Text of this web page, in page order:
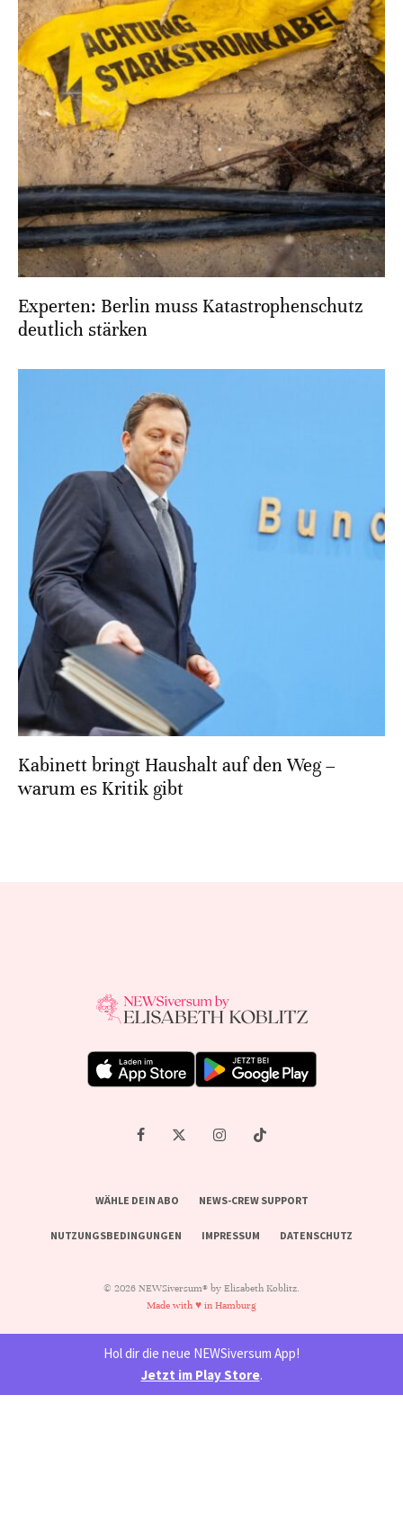
Experten: Berlin muss Katastrophenschutz
deutlich stärken
Kabinett bringt Haushalt auf den Weg –
warum es Kritik gibt
WÄHLE DEIN ABO NEWS-CREW SUPPORT
NUTZUNGSBEDINGUNGEN IMPRESSUM DATENSCHUTZ
© 2026 NEWSiversum® by Elisabeth Koblitz.
Made with ♥ in Hamburg
Hol dir die neue NEWSiversum App!
Jetzt im Play Store.